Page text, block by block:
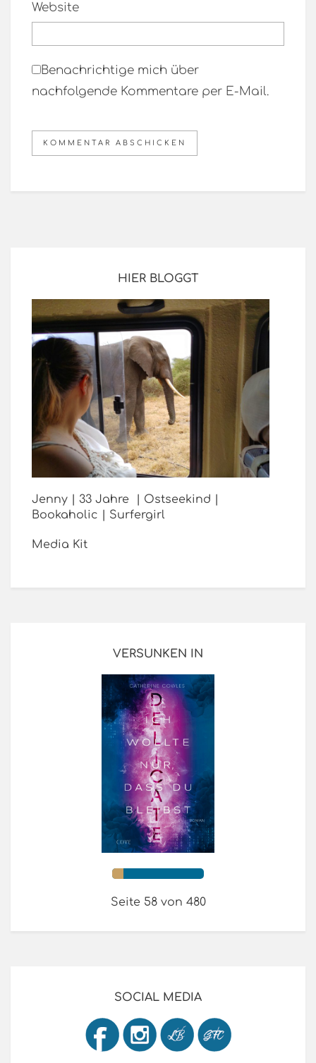
Website
Benachrichtige mich über
nachfolgende Kommentare per E-Mail.
HIER BLOGGT
Jenny | 33 Jahre | Ostseekind |
Bookaholic | Surfergirl
Media Kit
VERSUNKEN IN
Seite 58 von 480
SOCIAL MEDIA